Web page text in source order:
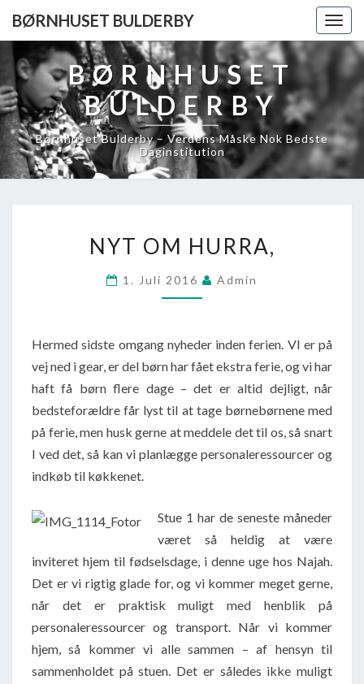
BØRNHUSET BULDERBY
BØRNHUSET
BULDERBY
Børnhuset Bulderby – Verdens Måske Nok Bedste
Daginstitution
OM
HURRA,
NYT OM HURRA,
1. Juli 2016 Admin
Hermed sidste omgang nyheder inden ferien. VI er på
vej ned i gear, er del børn har fået ekstra ferie, og vi har
haft få børn flere dage – det er altid dejligt, når
bedsteforældre får lyst til at tage børnebørnene med
på ferie, men husk gerne at meddele det til os, så snart
I ved det, så kan vi planlægge personaleressourcer og
indkøb til køkkenet.
Stue 1 har de seneste måneder
været så heldig at være
inviteret hjem til fødselsdage, i denne uge hos Najah.
Det er vi rigtig glade for, og vi kommer meget gerne,
når det er praktisk muligt med henblik på
personaleressourcer og transport. Når vi kommer
hjem, så kommer vi alle sammen – af hensyn til
sammenholdet på stuen. Det er således ikke muligt